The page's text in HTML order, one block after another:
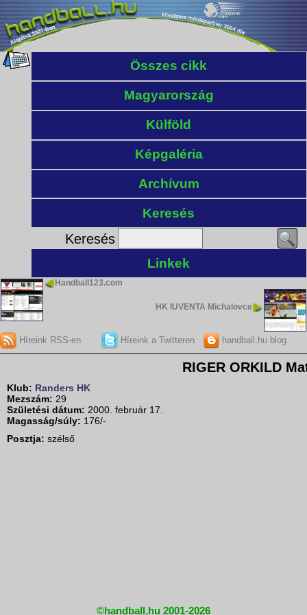
Összes cikk
Magyarország
Külföld
Képgaléria
Archívum
Keresés
Keresés
Linkek
Handball123.com
HK IUVENTA Michalovce
Híreink RSS-en Híreink a Twitteren handball.hu blog
RIGER ORKILD
Klub: Randers HK
Mezszám: 29
Születési dátum: 2000. február 17.
Magasság/súly: 176/-
Posztja: szélső
©handball.hu 2001-2026